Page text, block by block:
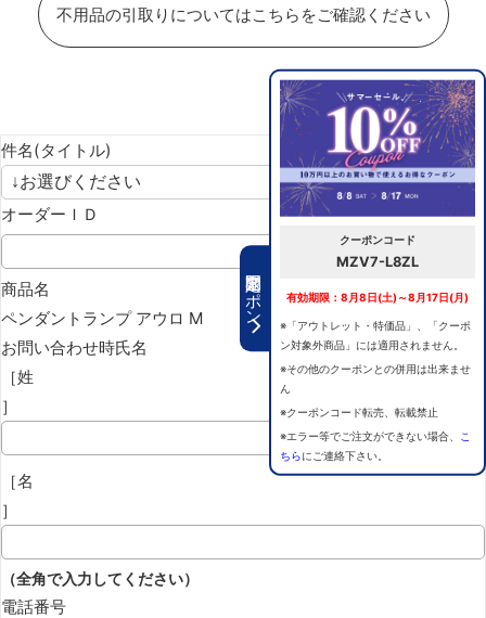
期間限定クーポン
クーポンコード
MZV7-L8ZL
有効期限：8月8日(土)～8月17日(月)
※「アウトレット・特価品」、「クーポ
ン対象外商品」には適用されません。
※その他のクーポンとの併用は出来ませ
ん
※クーポンコード転売、転載禁止
※エラー等でご注文ができない場合、
こ
ちらにご連絡下さい。
不用品の引取りについてはこちらをご確認ください
件名(タイトル)
オーダーＩＤ
商品名
ペンダントランプ アウロ M
お問い合わせ時氏名
［姓
］
［名
］
（全角で入力してください）
電話番号